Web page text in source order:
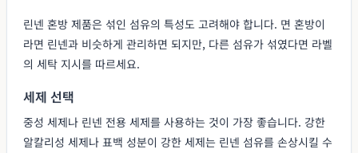
린넨 혼방 제품은 섞인 섬유의 특성도 고려해야 합니다. 면 혼방이
라면 린넨과 비슷하게 관리하면 되지만, 다른 섬유가 섞였다면 라벨
의 세탁 지시를 따르세요.
세제 선택
중성 세제나 린넨 전용 세제를 사용하는 것이 가장 좋습니다. 강한
알칼리성 세제나 표백 성분이 강한 세제는 린넨 섬유를 손상시킬 수